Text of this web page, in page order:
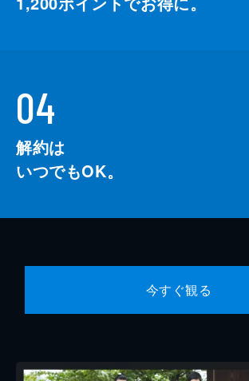
04
解約は
いつでもOK。
今すぐ観る